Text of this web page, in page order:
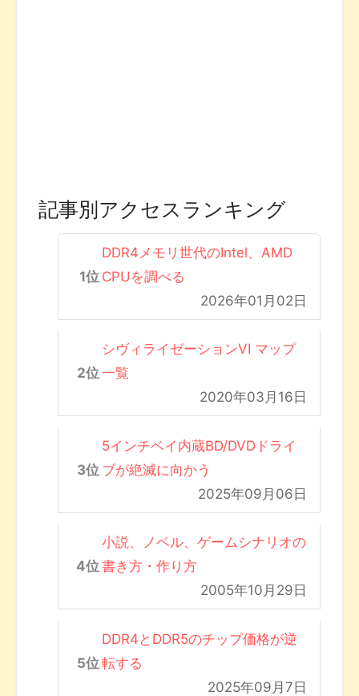
記事別アクセスランキング
DDR4メモリ世代のIntel、AMD
CPUを調べる
2026年01月02日
シヴィライゼーションVI マップ
一覧
2020年03月16日
5インチベイ内蔵BD/DVDドライ
ブが絶滅に向かう
2025年09月06日
小説、ノベル、ゲームシナリオの
書き方・作り方
2005年10月29日
DDR4とDDR5のチップ価格が逆
転する
2025年09月7日